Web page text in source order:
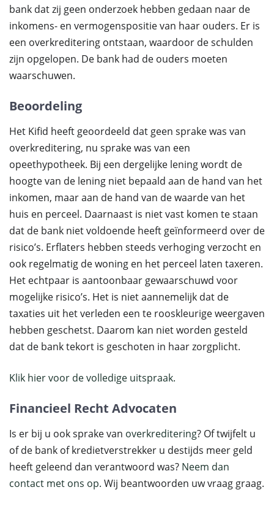
bank dat zij geen onderzoek hebben gedaan naar de
inkomens- en vermogenspositie van haar ouders. Er is
een overkreditering ontstaan, waardoor de schulden
zijn opgelopen. De bank had de ouders moeten
waarschuwen.
Beoordeling
Het Kifid heeft geoordeeld dat geen sprake was van
overkreditering, nu sprake was van een
opeethypotheek. Bij een dergelijke lening wordt de
hoogte van de lening niet bepaald aan de hand van het
inkomen, maar aan de hand van de waarde van het
huis en perceel. Daarnaast is niet vast komen te staan
dat de bank niet voldoende heeft geïnformeerd over de
risico’s. Erflaters hebben steeds verhoging verzocht en
ook regelmatig de woning en het perceel laten taxeren.
Het echtpaar is aantoonbaar gewaarschuwd voor
mogelijke risico’s. Het is niet aannemelijk dat de
taxaties uit het verleden een te rooskleurige weergaven
hebben geschetst. Daarom kan niet worden gesteld
dat de bank tekort is geschoten in haar zorgplicht.
Klik hier voor de volledige uitspraak.
Financieel Recht Advocaten
Is er bij u ook sprake van overkreditering? Of twijfelt u
of de bank of kredietverstrekker u destijds meer geld
heeft geleend dan verantwoord was? Neem dan
contact met ons op. Wij beantwoorden uw vraag graag.